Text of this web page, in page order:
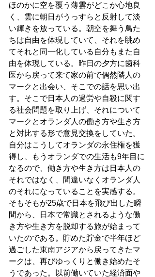
ほのかに空を覆う薄雲がどこか心地良
く、雲に朝日がうっすらと反射して淡
い輝きを放っている。朝空を舞う鳥た
ちは自由を体現していて、それを眺め
てそれと同一化している自分もまた自
由を体現している。昨日の夕方に歯科
医から戻って来て家の前で偶然隣人の
マークと出会い、そこでの話を思い出
す。そこで日本人の過労や自殺に関す
る社会問題を取り上げ、それについて
マークとオランダ人の働き方や生き方
と対比する形で意見交換をしていた。
自分はこうしてオランダの永住権を獲
得し、もうオランダでの生活も9年目に
なるので、働き方や生き方は日本人の
それではなく、間違いなくオランダ人
のそれになっていることを実感する。
そもそもが25歳で日本を飛び出した瞬
間から、日本で常識とされるような働
き方や生き方を脱却する旅が始まって
いたのである。貯めた貯金で半年ほど
過ごした東南アジアから戻ってきたマ
ークは、再びゆっくりと働き始めたそ
うであった。以前働いていた経済面や